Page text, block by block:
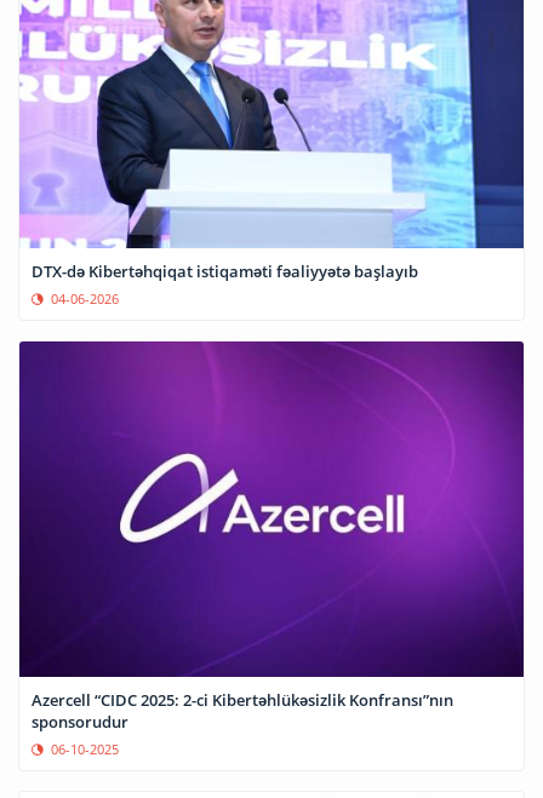
DTX-də Kibertəhqiqat istiqaməti fəaliyyətə başlayıb
04-06-2026
Azercell “CIDC 2025: 2-ci Kibertəhlükəsizlik Konfransı”nın
sponsorudur
06-10-2025